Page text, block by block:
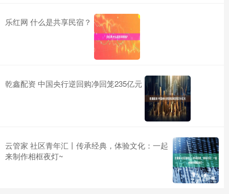
乐红网 什么是共享民宿？
乾鑫配资 中国央行逆回购净回笼235亿元
云管家 社区青年汇丨传承经典，体验文化：一起
来制作相框夜灯~